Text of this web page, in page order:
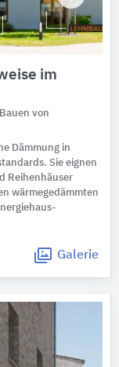
im
von
Dämmung in
Sie eignen
Reihenhäuser
wärmegedämmten
Galerie